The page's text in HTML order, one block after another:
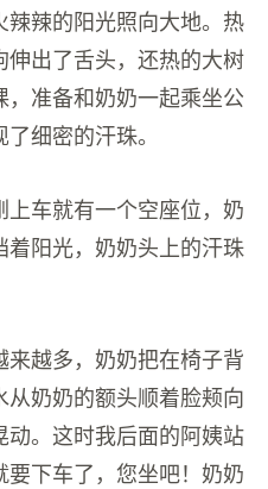
辣辣的阳光照向大地。热
伸出了舌头，还热的大树
，准备和奶奶一起乘坐公
细密的汗珠。
上车就有一个空座位，奶
着阳光，奶奶头上的汗珠
来越多，奶奶把在椅子背
从奶奶的额头顺着脸颊向
动。这时我后面的阿姨站
要下车了，您坐吧！奶奶